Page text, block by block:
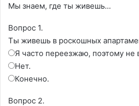
Мы знаем, где ты живешь...
Вопрос 1.
Ты живешь в роскошных
Я часто переезжаю, поэтому не
Нет.
Конечно.
Вопрос 2.